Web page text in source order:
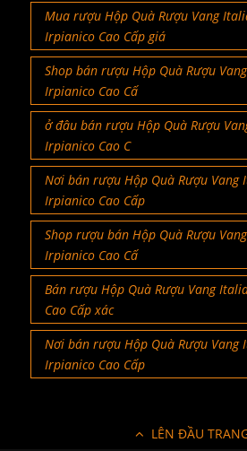
Mua rượu Hộp Quà Rượu Vang
Irpianico Cao Cấp giá
Shop bán rượu Hộp Quà Rượu
Irpianico Cao Cấ
ở đâu bán rượu Hộp Quà Rượu
Irpianico Cao C
Nơi bán rượu Hộp Quà Rượu Vang
Irpianico Cao Cấp
Shop rượu bán Hộp Quà Rượu
Irpianico Cao Cấ
Bán rượu Hộp Quà Rượu Vang
Cao Cấp xác
Nơi bán rượu Hộp Quà Rượu Vang
Irpianico Cao Cấp
LÊN ĐẦU